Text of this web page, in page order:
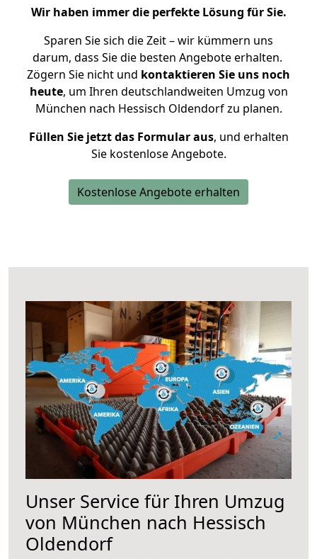
Wir haben immer die perfekte Lösung für Sie.
Sparen Sie sich die Zeit – wir kümmern uns
darum, dass Sie die besten Angebote erhalten.
Zögern Sie nicht und kontaktieren Sie uns noch
heute, um Ihren deutschlandweiten Umzug von
München nach Hessisch Oldendorf zu planen.
Füllen Sie jetzt das Formular aus, und erhalten
Sie kostenlose Angebote.
Kostenlose Angebote erhalten
Unser Service für Ihren Umzug
von München nach Hessisch
Oldendorf